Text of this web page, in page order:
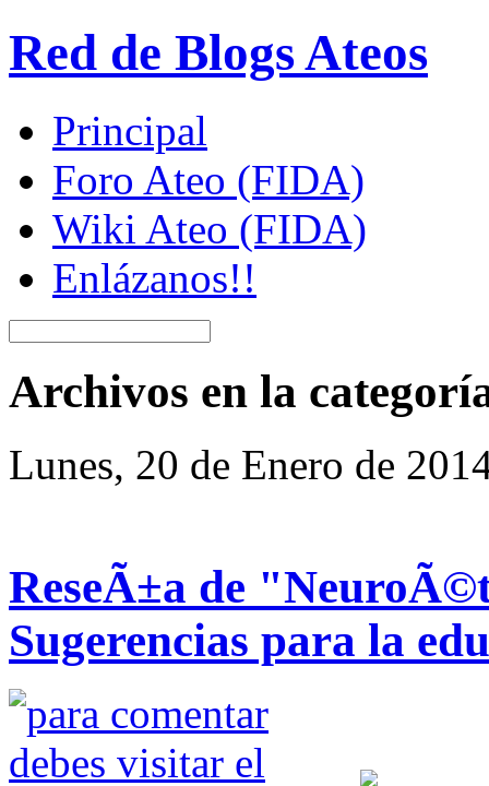
Red de Blogs Ateos
Principal
Foro Ateo (FIDA)
Wiki Ateo (FIDA)
Enlázanos!!
Archivos en la
Lunes, 20 de Enero de
ReseÃ±a de
Sugerencias para la